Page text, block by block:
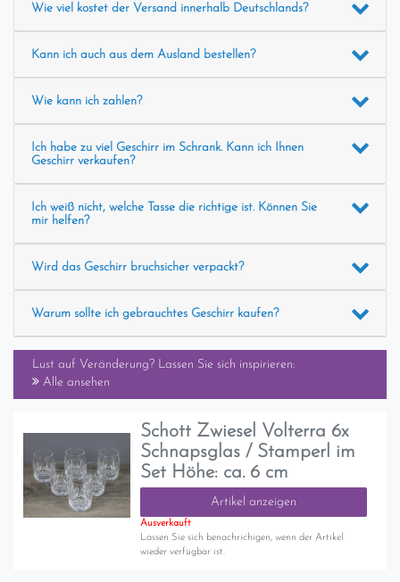
Wie viel kostet der Versand innerhalb Deutschlands?
Kann ich auch aus dem Ausland bestellen?
Wie kann ich zahlen?
Ich habe zu viel Geschirr im Schrank. Kann ich Ihnen
Geschirr verkaufen?
Ich weiß nicht, welche Tasse die richtige ist. Können Sie
mir helfen?
Wird das Geschirr bruchsicher verpackt?
Warum sollte ich gebrauchtes Geschirr kaufen?
Lust auf Veränderung? Lassen Sie sich inspirieren:
Alle ansehen
Schott Zwiesel Volterra 6x
Schnapsglas / Stamperl im
Set Höhe: ca. 6 cm
Artikel anzeigen
Ausverkauft
Lassen Sie sich benachrichigen, wenn der Artikel
wieder verfügbar ist.